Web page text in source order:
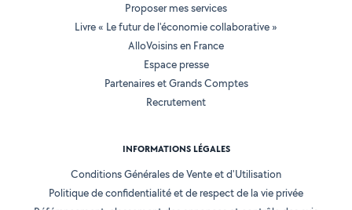
Proposer mes services
Livre « Le futur de l'économie collaborative »
AlloVoisins en France
Espace presse
Partenaires et Grands Comptes
Recrutement
INFORMATIONS LÉGALES
Conditions Générales de Vente et d'Utilisation
Politique de confidentialité et de respect de la vie privée